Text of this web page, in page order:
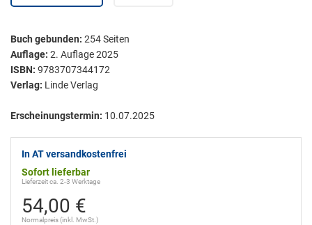
Buch gebunden: 254Seiten
Auflage: 2. Auflage 2025
ISBN: 9783707344172
Verlag: Linde Verlag
Erscheinungstermin: 10.07.2025
In AT versandkostenfrei
Sofort lieferbar
Lieferzeit ca. 2-3 Werktage
54,00 €
Normalpreis (inkl. MwSt.)